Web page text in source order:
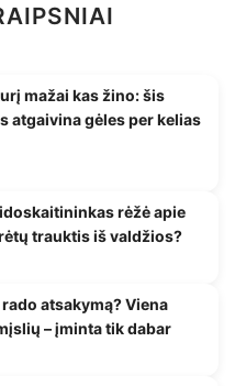
mažai kas žino: šis
atgaivina gėles per kelias
rėžė apie
trauktis iš valdžios?
atsakymą? Viena
– įminta tik dabar